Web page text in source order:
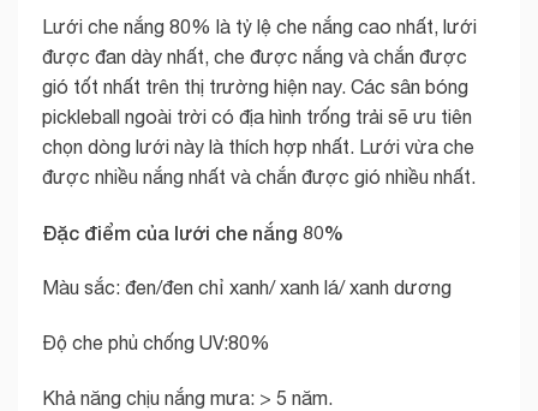
Lưới che nắng 80% là tỷ lệ che nắng cao nhất, lưới
được đan dày nhất, che được nắng và chắn được
gió tốt nhất trên thị trường hiện nay. Các sân bóng
pickleball ngoài trời có địa hình trống trải sẽ ưu tiên
chọn dòng lưới này là thích hợp nhất. Lưới vừa che
được nhiều nắng nhất và chắn được gió nhiều nhất.
Đặc điểm của lưới che nắng 80%
Màu sắc: đen/đen chỉ xanh/ xanh lá/ xanh dương
Độ che phủ chống UV:80%
Khả năng chịu nắng mưa: > 5 năm.